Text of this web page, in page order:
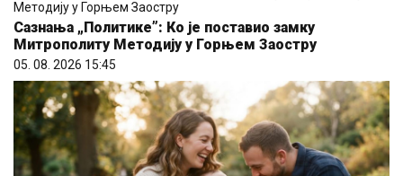
Сазнања „Политике”: Ко је поставио замку
Митрополиту Методију у Горњем Заостру
05. 08. 2026 15:45